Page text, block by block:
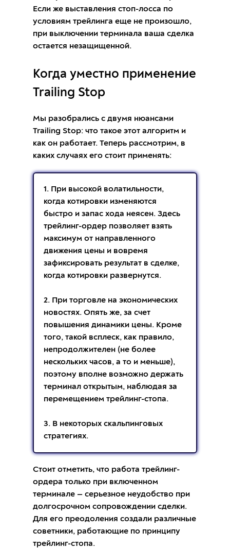
Если же выставления стоп-лосса по
условиям трейлинга еще не произошло,
при выключении терминала ваша сделка
остается незащищенной.
Когда уместно применение
Trailing Stop
Мы разобрались с двумя нюансами
Trailing Stop: что такое этот алгоритм и
как он работает. Теперь рассмотрим, в
каких случаях его стоит применять:
1. При высокой волатильности,
когда котировки изменяются
быстро и запас хода неясен. Здесь
трейлинг-ордер позволяет взять
максимум от направленного
движения цены и вовремя
зафиксировать результат в сделке,
когда котировки развернутся.
2. При торговле на экономических
новостях. Опять же, за счет
повышения динамики цены. Кроме
того, такой всплеск, как правило,
непродолжителен (не более
нескольких часов, а то и меньше),
поэтому вполне возможно держать
терминал открытым, наблюдая за
перемещением трейлинг-стопа.
3. В некоторых скальпинговых
стратегиях.
Стоит отметить, что работа трейлинг-
ордера только при включенном
терминале — серьезное неудобство при
долгосрочном сопровождении сделки.
Для его преодоления создали различные
советники, работающие по принципу
трейлинг-стопа.